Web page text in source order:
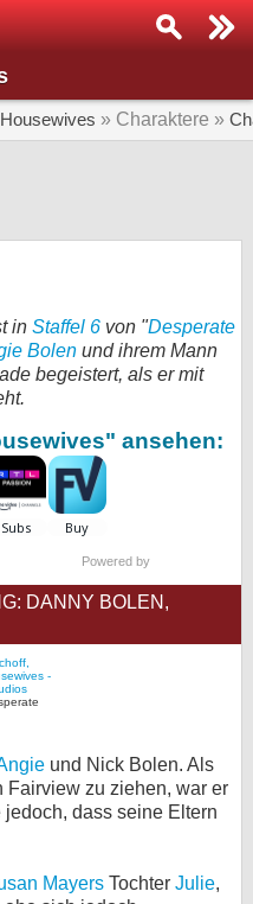
» Charaktere »
in Staffel 6 von "Desperate
Bolen und ihrem Mann
begeistert, als er mit
ansehen:
Powered by
DANNY BOLEN,
und Nick Bolen. Als
zu ziehen, war er
dass seine Eltern
Mayers Tochter Julie,
suchen...